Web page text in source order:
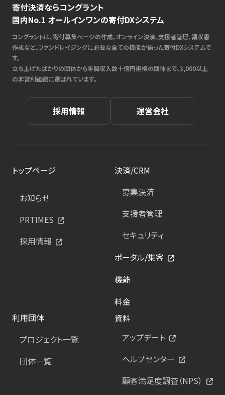
寄付決済ならコングラント
国内No.1 オールインワンの寄付DXシステム
コングラントは、寄付募集ページの作成、オンライン決済、支援者管理、領収書
作成など、ファンドレイジングに必要な全ての機能が揃った寄付DXシステムで
す。
立ち上げたばかりの団体から年間収入数十億円規模の団体まで、3,000以上
の非営利組織に選ばれています。
採用情報 運営会社
トップページ
お知らせ
PRTIMES
採用情報
決済/CRM
募集決済
支援者管理
セキュリティ
ポータル/集客
機能
料金
利用団体
プロジェクト一覧
団体一覧
資料
アップデート
ヘルプセンター
顧客満足度調査（NPS）